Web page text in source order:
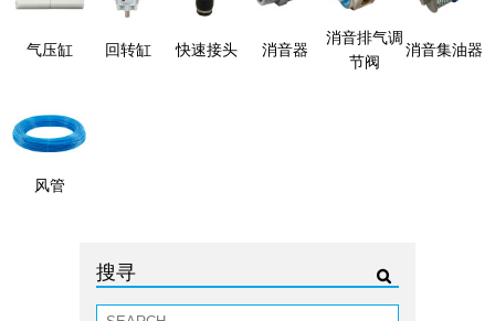
气压缸 回转缸 快速接头 消音器
消音排气调
节阀
消音集油器
风管
搜寻